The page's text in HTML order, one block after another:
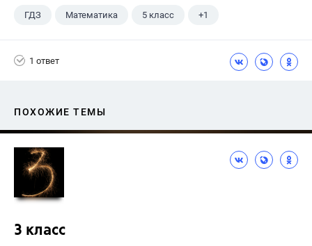
ГДЗ Математика 5 класс +1
1 ответ
ПОХОЖИЕ ТЕМЫ
3 класс